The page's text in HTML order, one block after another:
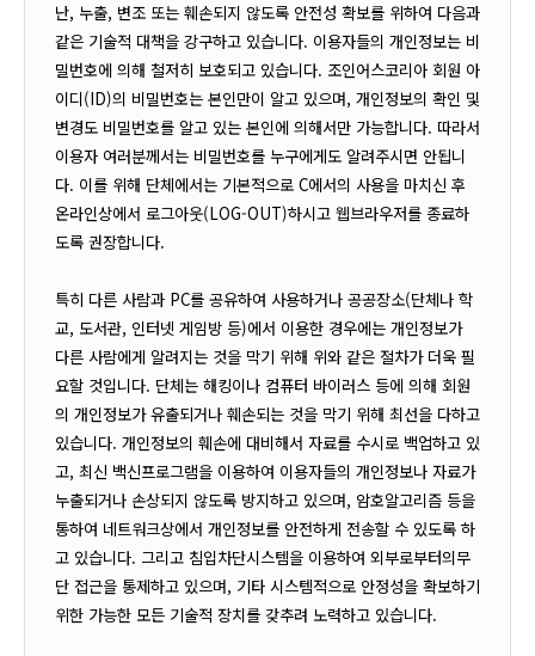
난, 누출, 변조 또는 훼손되지 않도록 안전성 확보를 위하여 다음과
같은 기술적 대책을 강구하고 있습니다. 이용자들의 개인정보는 비
밀번호에 의해 철저히 보호되고 있습니다. 조인어스코리아 회원 아
이디(ID)의 비밀번호는 본인만이 알고 있으며, 개인정보의 확인 및
변경도 비밀번호를 알고 있는 본인에 의해서만 가능합니다. 따라서
이용자 여러분께서는 비밀번호를 누구에게도 알려주시면 안됩니
다. 이를 위해 단체에서는 기본적으로 C에서의 사용을 마치신 후
온라인상에서 로그아웃(LOG-OUT)하시고 웹브라우저를 종료하
도록 권장합니다.
특히 다른 사람과 PC를 공유하여 사용하거나 공공장소(단체나 학
교, 도서관, 인터넷 게임방 등)에서 이용한 경우에는 개인정보가
다른 사람에게 알려지는 것을 막기 위해 위와 같은 절차가 더욱 필
요할 것입니다. 단체는 해킹이나 컴퓨터 바이러스 등에 의해 회원
의 개인정보가 유출되거나 훼손되는 것을 막기 위해 최선을 다하고
있습니다. 개인정보의 훼손에 대비해서 자료를 수시로 백업하고 있
고, 최신 백신프로그램을 이용하여 이용자들의 개인정보나 자료가
누출되거나 손상되지 않도록 방지하고 있으며, 암호알고리즘 등을
통하여 네트워크상에서 개인정보를 안전하게 전송할 수 있도록 하
고 있습니다. 그리고 침입차단시스템을 이용하여 외부로부터의무
단 접근을 통제하고 있으며, 기타 시스템적으로 안정성을 확보하기
위한 가능한 모든 기술적 장치를 갖추려 노력하고 있습니다.